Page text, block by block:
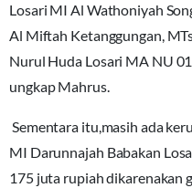
Losari MI Al Wathoniyah
Al Miftah Ketanggungan,
Nurul Huda Losari MA NU
ungkap Mahrus.
Sementara itu,masih ada
MI Darunnajah Babakan
175 juta rupiah dikarenakan